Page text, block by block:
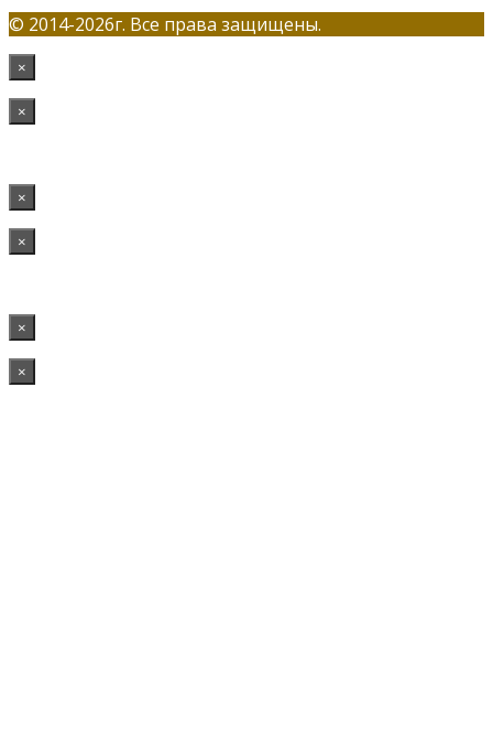
© 2014-2026г. Все права защищены.
×
×
×
×
×
×